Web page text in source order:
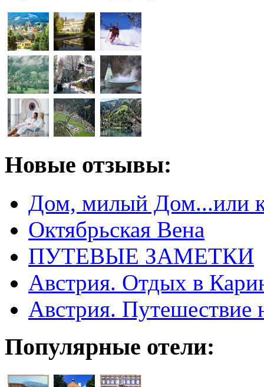
Новые отзывы:
Дом, милый Дом...или
Октябрьская Вена
ПУТЕВЫЕ ЗАМЕТКИ
Австрия. Отдых в
Австрия.
Популярные отели: